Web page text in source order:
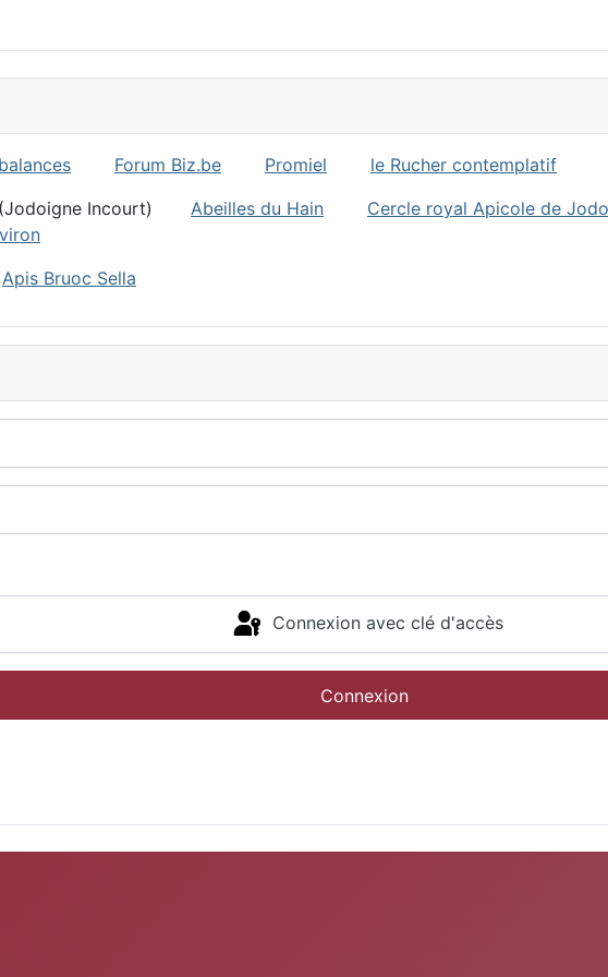
balances Forum Biz.be Promiel
le Rucher contemplatif
(Jodoigne Incourt) Abeilles du Hain Cercle royal Apicole de
Apis Bruoc Sella
Connexion avec clé d'accès
Connexion